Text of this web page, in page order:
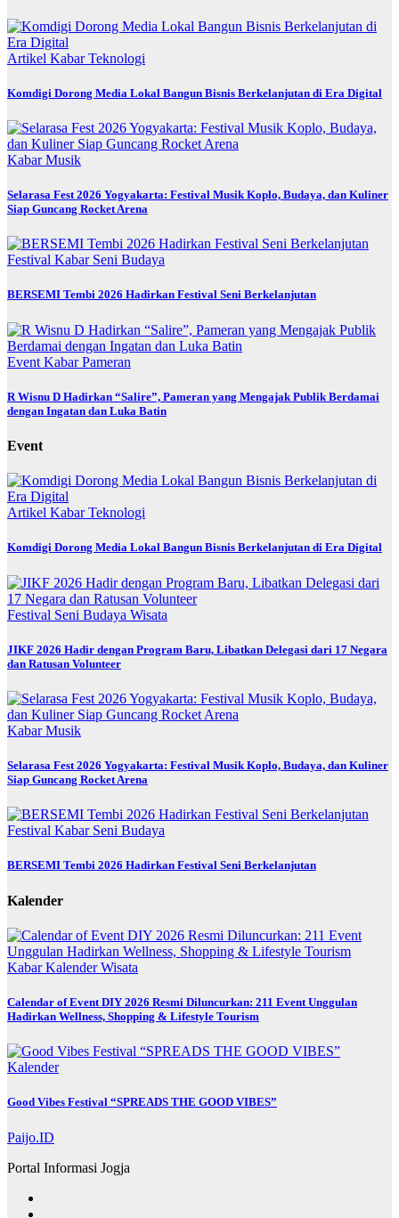
Artikel KabarTeknologi
Komdigi Dorong Media Lokal Bangun Bisnis Berkelanjutan di Era Digital
KabarMusik
Selarasa Fest 2026 Yogyakarta: Festival Musik Koplo, Budaya, dan Kuliner
Siap Guncang Rocket Arena
Festival Kabar Seni Budaya
BERSEMI Tembi 2026 Hadirkan Festival Seni Berkelanjutan
Event KabarPameran
R Wisnu D Hadirkan “Salire”, Pameran yang Mengajak Publik Berdamai
dengan Ingatan dan Luka Batin
Event
Artikel KabarTeknologi
Komdigi Dorong Media Lokal Bangun Bisnis Berkelanjutan di Era Digital
Festival Seni Budaya Wisata
JIKF 2026 Hadir dengan Program Baru, Libatkan Delegasi dari 17 Negara
dan Ratusan Volunteer
KabarMusik
Selarasa Fest 2026 Yogyakarta: Festival Musik Koplo, Budaya, dan Kuliner
Siap Guncang Rocket Arena
Festival Kabar Seni Budaya
BERSEMI Tembi 2026 Hadirkan Festival Seni Berkelanjutan
Kalender
KabarKalenderWisata
Calendar of Event DIY 2026 Resmi Diluncurkan: 211 Event Unggulan
Hadirkan Wellness, Shopping & Lifestyle Tourism
Kalender
Good Vibes Festival “SPREADS THE GOOD VIBES”
Paijo.ID
Portal Informasi Jogja